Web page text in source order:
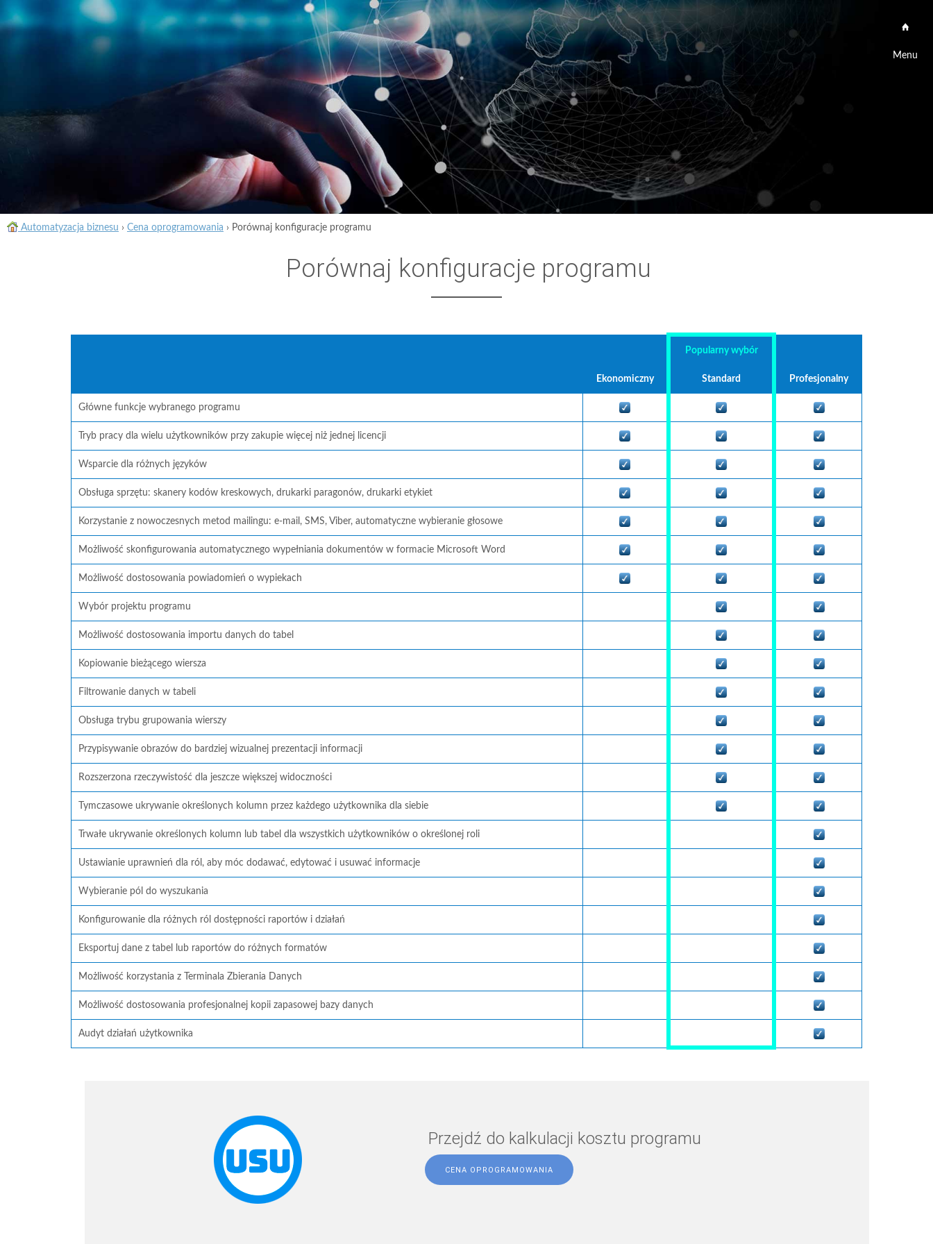
Menu
Automatyzacja biznesu › Cena oprogramowania › Porównaj konfiguracje programu
Porównaj konfiguracje programu
Popularny wybór
Ekonomiczny Standard Profesjonalny
Główne funkcje wybranego programu
Tryb pracy dla wielu użytkowników przy zakupie więcej niż jednej licencji
Wsparcie dla różnych języków
Obsługa sprzętu: skanery kodów kreskowych, drukarki paragonów, drukarki etykiet
Korzystanie z nowoczesnych metod mailingu: e-mail, SMS, Viber, automatyczne wybieranie głosowe
Możliwość skonfigurowania automatycznego wypełniania dokumentów w formacie Microsoft Word
Możliwość dostosowania powiadomień o wypiekach
Wybór projektu programu
Możliwość dostosowania importu danych do tabel
Kopiowanie bieżącego wiersza
Filtrowanie danych w tabeli
Obsługa trybu grupowania wierszy
Przypisywanie obrazów do bardziej wizualnej prezentacji informacji
Rozszerzona rzeczywistość dla jeszcze większej widoczności
Tymczasowe ukrywanie określonych kolumn przez każdego użytkownika dla siebie
Trwałe ukrywanie określonych kolumn lub tabel dla wszystkich użytkowników o określonej roli
Ustawianie uprawnień dla ról, aby móc dodawać, edytować i usuwać informacje
Wybieranie pól do wyszukania
Konfigurowanie dla różnych ról dostępności raportów i działań
Eksportuj dane z tabel lub raportów do różnych formatów
Możliwość korzystania z Terminala Zbierania Danych
Możliwość dostosowania profesjonalnej kopii zapasowej bazy danych
Audyt działań użytkownika
Przejdź do kalkulacji kosztu programu
CENA OPROGRAMOWANIA